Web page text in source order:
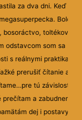
za dva dni. Keď prvá
Bolo
toltékovia…
odstavcom som sa
s reálnymi praktikami a
prerušiť čítanie a
tú závislosť a
a zabudnem.
dej i postavy. A